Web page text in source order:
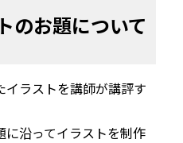
のお題について
ラストを講師が講評す
沿ってイラストを制作